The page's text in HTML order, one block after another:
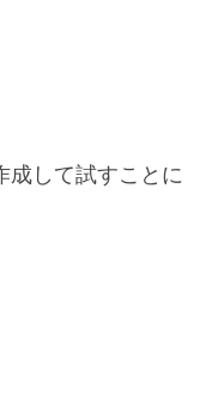
成して試すことに